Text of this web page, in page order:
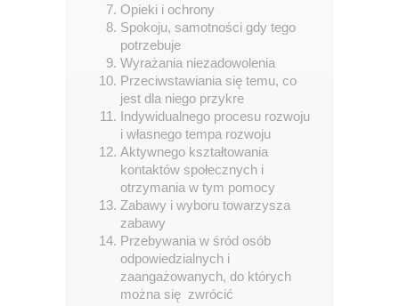
Opieki i ochrony
Spokoju, samotności gdy tego
potrzebuje
Wyrażania niezadowolenia
Przeciwstawiania się temu, co
jest dla niego przykre
Indywidualnego procesu rozwoju
i własnego tempa rozwoju
Aktywnego kształtowania
kontaktów społecznych i
otrzymania w tym pomocy
Zabawy i wyboru towarzysza
zabawy
Przebywania w śród osób
odpowiedzialnych i
zaangażowanych, do których
można się zwrócić